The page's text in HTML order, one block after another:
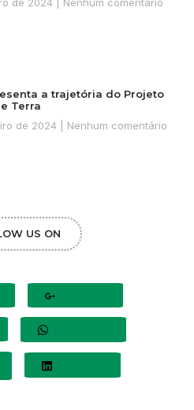
a trajetória do Projeto
Terra
de 2024
Nenhum comentário
US ON
Google+
Whatsapp